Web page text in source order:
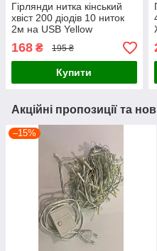
Гірлянди нитка кінський
хвіст 200 діодів 10 ниток
2м на USB Yellow
168 ₴ 195 ₴
Купити
Акційні пропозиції та
–15%